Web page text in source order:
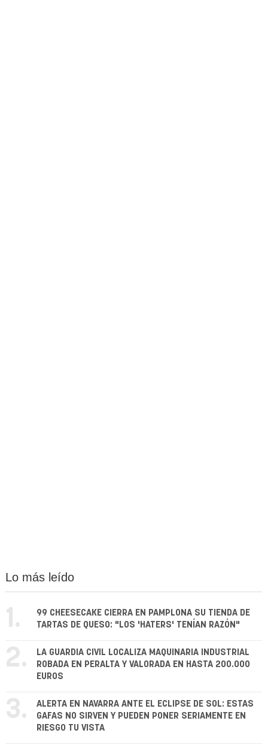
Lo más leído
1.
99 CHEESECAKE CIERRA EN PAMPLONA SU TIENDA DE
TARTAS DE QUESO: "LOS 'HATERS' TENÍAN RAZÓN"
2.
LA GUARDIA CIVIL LOCALIZA MAQUINARIA INDUSTRIAL
ROBADA EN PERALTA Y VALORADA EN HASTA 200.000
EUROS
3.
ALERTA EN NAVARRA ANTE EL ECLIPSE DE SOL: ESTAS
GAFAS NO SIRVEN Y PUEDEN PONER SERIAMENTE EN
RIESGO TU VISTA